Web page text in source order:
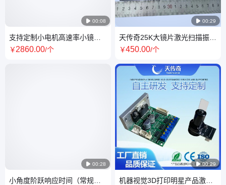
 00:08
支持定制小电机高速率小镜片
温漂稳激光扫描振镜
￥2860.00/个
 00:28
小角度阶跃响应时间（常规）
 00:29
天传奇25K大镜片激光扫描振镜
支持可见光波段
￥450.00/个
 00:29
机器视觉3D打印明星产品激光